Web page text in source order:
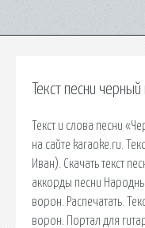
Текст песни
Текст и слова песни
на сайте karaoke.ru.
Иван). Скачать текст
аккорды песни
ворон. Распечатать.
ворон. Портал для